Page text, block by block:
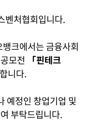
벤처협회입니다.
크에서는 금융사회
모전
「핀테크
니다.
예정인 창업기업 및
부탁드립니다.